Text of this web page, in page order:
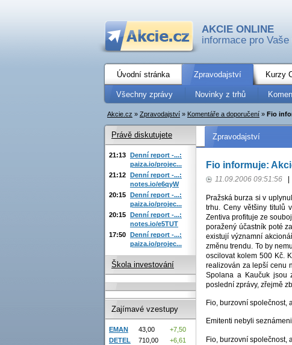
AKCIE ONLINE
informace pro
Úvodní stránka Zpravodajství Kurzy
Všechny zprávy Novinky z trhů
Akcie.cz » Zpravodajství » Komentáře a doporučení » Fio
Zpravodajství
Fio informuje:
11.09.2006 09:51:56
Pražská burza si v
trhu. Ceny většiny titulů
Zentiva profituje ze
poražený účastník poté
existují významní
změnu trendu. To by
oscilovat kolem 500 Kč.
realizován za lepší cenu
Spolana a Kaučuk jsou
poslední zprávy, zřejmě
Fio, burzovní společnost,
Emitenti nebyli
Fio, burzovní společnost,
Právě diskutujete
21:13 Denní report -...:
paiza.io/projec...
21:12 Denní report -...:
notes.io/e6qyW
20:15 Denní report -...:
paiza.io/projec...
20:15 Denní report -...:
notes.io/e5TUT
17:50 Denní report -...:
paiza.io/projec...
Škola investování
Zajímavé vzestupy
EMAN 43,00
+7,50
DETEL
710,00
+6,61